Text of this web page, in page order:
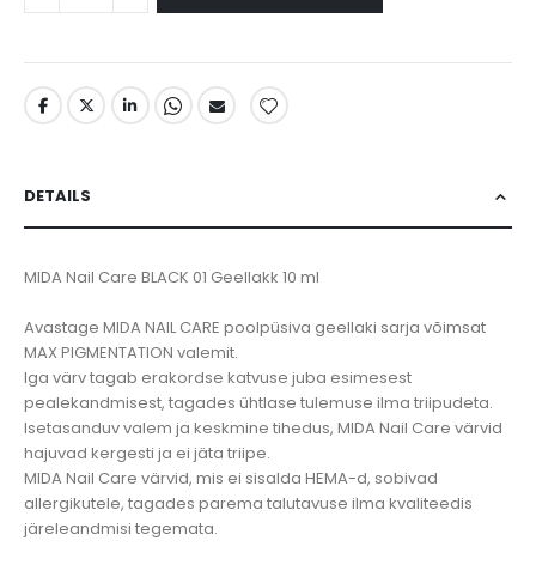
DETAILS
MIDA Nail Care BLACK 01 Geellakk 10 ml
Avastage MIDA NAIL CARE poolpüsiva geellaki sarja võimsat
MAX PIGMENTATION valemit.
Iga värv tagab erakordse katvuse juba esimesest
pealekandmisest, tagades ühtlase tulemuse ilma triipudeta.
Isetasanduv valem ja keskmine tihedus, MIDA Nail Care värvid
hajuvad kergesti ja ei jäta triipe.
MIDA Nail Care värvid, mis ei sisalda HEMA-d, sobivad
allergikutele, tagades parema talutavuse ilma kvaliteedis
järeleandmisi tegemata.